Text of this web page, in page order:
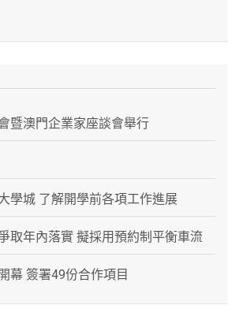
暨澳門企業家座談會舉行
學城 了解開學前各項工作進展
取年內落實 擬採用預約制平衡車流
幕 簽署49份合作項目